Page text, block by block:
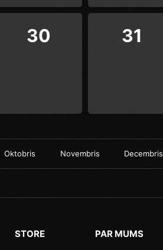
30 31
Oktobris Novembris Decembris
STORE PAR MUMS